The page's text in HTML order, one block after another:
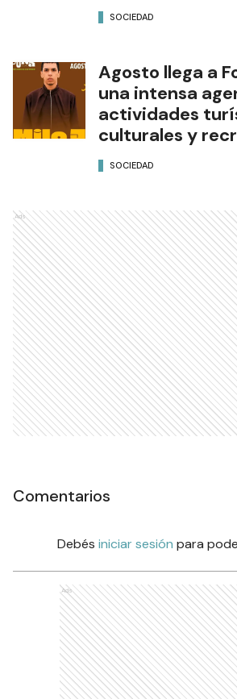
SOCIEDAD
Agosto llega a
una intensa
actividades
culturales y
SOCIEDAD
Ads
Comentarios
Debés iniciar sesión para
Ads